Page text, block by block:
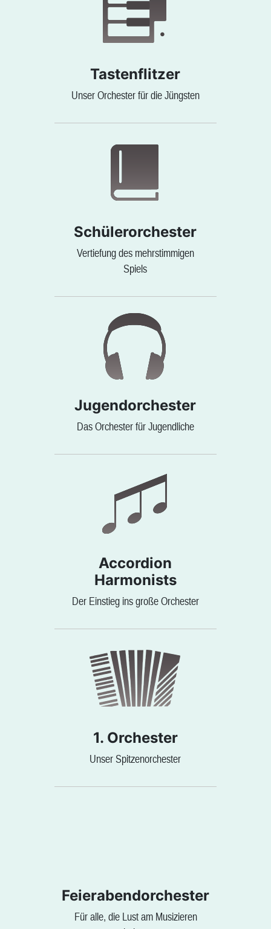
Tastenflitzer
Unser Orchester für die Jüngsten
Schülerorchester
Vertiefung des mehrstimmigen
Spiels
Jugendorchester
Das Orchester für Jugendliche
Accordion
Harmonists
Der Einstieg ins große Orchester
1. Orchester
Unser Spitzenorchester
Feierabendorchester
Für alle, die Lust am Musizieren